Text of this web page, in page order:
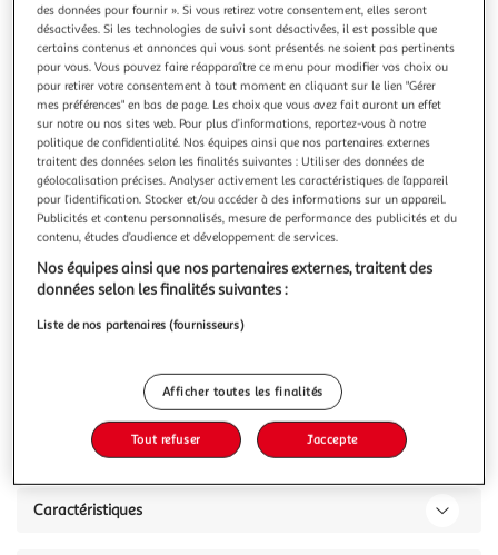
Illustration
précédente
Illustration
suivante
5.0 (1)
ADEQWAT
Coque iPhone 16 magnétique Stand
La durée de garantie est de 5 ans. Caractéristiques produit
Type de protection Coque Marque compatible Apple
iPhone 16 Design Matière Silicone Précisions sur la
Vous voulez connaître le prix de ce produit ?
Afficher le prix
Description
Caractéristiques
des données pour fournir ». Si vous retirez votre consentement, elles seront
désactivées. Si les technologies de suivi sont désactivées, il est possible que
certains contenus et annonces qui vous sont présentés ne soient pas pertinents
pour vous. Vous pouvez faire réapparaître ce menu pour modifier vos choix ou
pour retirer votre consentement à tout moment en cliquant sur le lien "Gérer
mes préférences" en bas de page. Les choix que vous avez fait auront un effet
sur notre ou nos sites web. Pour plus d’informations, reportez-vous à notre
politique de confidentialité. Nos équipes ainsi que nos partenaires externes
traitent des données selon les finalités suivantes : Utiliser des données de
géolocalisation précises. Analyser activement les caractéristiques de l’appareil
pour l’identification. Stocker et/ou accéder à des informations sur un appareil.
Publicités et contenu personnalisés, mesure de performance des publicités et du
contenu, études d’audience et développement de services.
Nos équipes ainsi que nos partenaires externes, traitent des
données selon les finalités suivantes :
Liste de nos partenaires (fournisseurs)
Afficher toutes les finalités
Tout refuser J'accepte